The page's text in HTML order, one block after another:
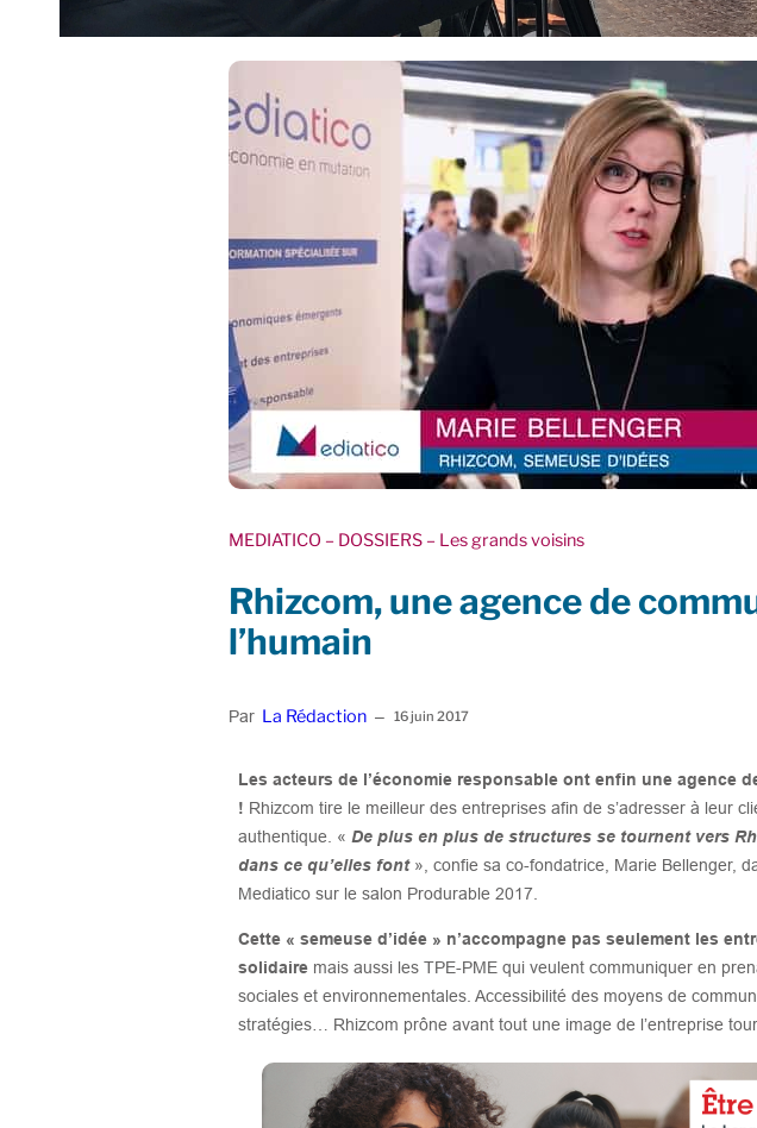
MEDIATICO – DOSSIERS – Les grands voisins
Rhizcom, une agence de
l’humain
Par La Rédaction – 16 juin 2017
Les acteurs de l’économie responsable ont enfin une agence
! Rhizcom tire le meilleur des entreprises afin de s’adresser à leur
authentique. « De plus en plus de structures se tournent vers
dans ce qu’elles font», confie sa co-fondatrice, Marie Bellenger,
Mediatico sur le salon Produrable 2017.
Cette « semeuse d’idée » n’accompagne pas seulement les
solidaire mais aussi les TPE-PME qui veulent communiquer en
sociales et environnementales. Accessibilité des moyens de
stratégies… Rhizcom prône avant tout une image de l’entreprise